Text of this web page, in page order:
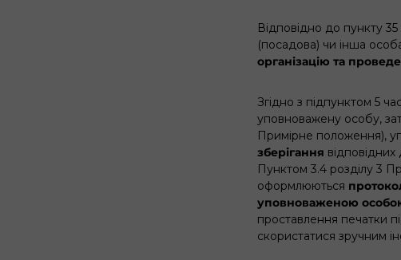
Відповідно до пункту 35
(посадова) чи інша
організацію та
Згідно з підпунктом 5
уповноважену особу,
Примірне положення),
зберігання
Пунктом 3.4 розділу 3
оформлюються
уповноваженою
проставлення печатки
скористатися зручним